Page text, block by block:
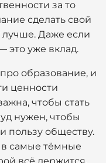
за то
сделать свой
лучше. Даже если
это уже вклад.
образование, и
ценности
чтобы стать
нужен, чтобы
пользу обществу.
в самые тёмные